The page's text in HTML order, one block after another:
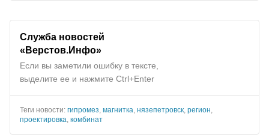
Служба новостей
«Верстов.Инфо»
Если вы заметили ошибку в тексте,
выделите ее и нажмите Ctrl+Enter
Теги новости: гипромез магнитка нязепетровск регион
проектировка комбинат